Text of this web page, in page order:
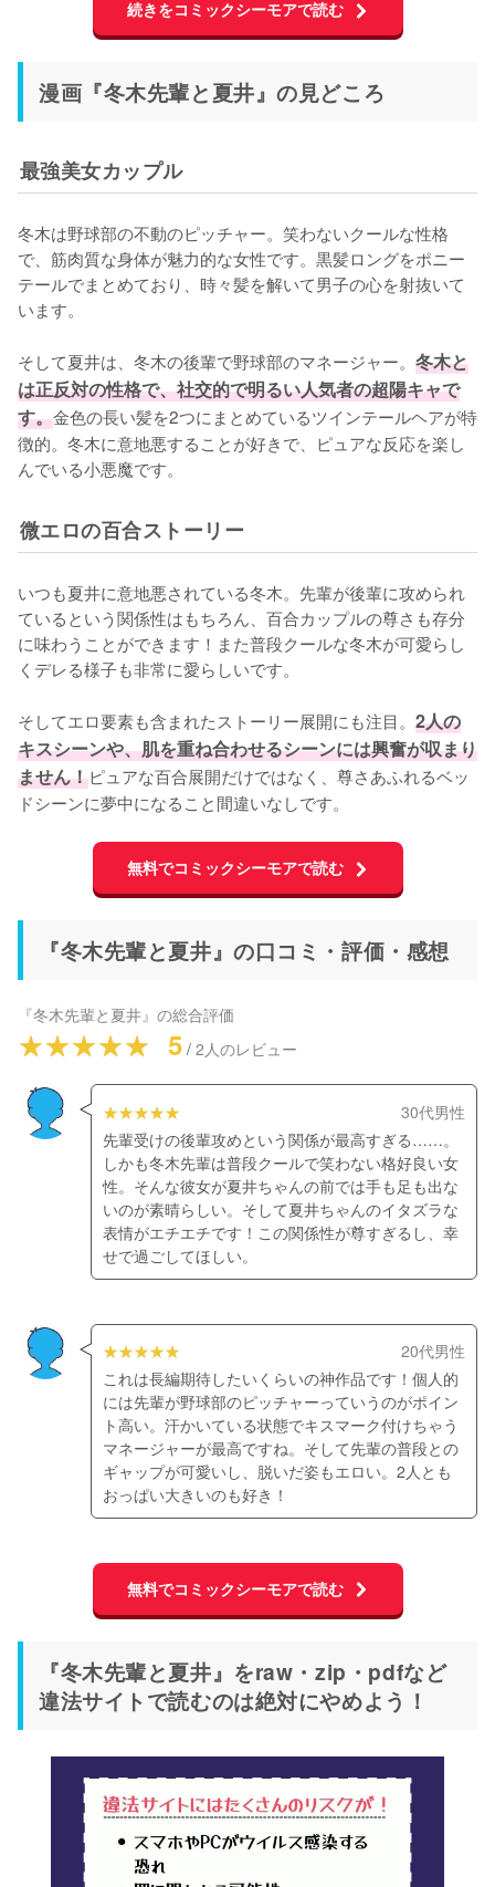
続きをコミックシーモアで読む
漫画『冬木先輩と夏井』の見どころ
最強美女カップル
冬木は野球部の不動のピッチャー。笑わないクールな性格
で、筋肉質な身体が魅力的な女性です。黒髪ロングをポニー
テールでまとめており、時々髪を解いて男子の心を射抜いて
います。
そして夏井は、冬木の後輩で野球部のマネージャー。 冬木と
は正反対の性格で、社交的で明るい人気者の超陽キャで
す。金色の長い髪を2つにまとめているツインテールヘアが特
徴的。冬木に意地悪することが好きで、ピュアな反応を楽し
んでいる小悪魔です。
微エロの百合ストーリー
いつも夏井に意地悪されている冬木。先輩が後輩に攻められ
ているという関係性はもちろん、百合カップルの尊さも存分
に味わうことができます！また普段クールな冬木が可愛らし
くデレる様子も非常に愛らしいです。
そしてエロ要素も含まれたストーリー展開にも注目。 2人の
キスシーンや、肌を重ね合わせるシーンには興奮が収まり
ません！ピュアな百合展開だけではなく、尊さあふれるベッ
ドシーンに夢中になること間違いなしです。
無料でコミックシーモアで読む
『冬木先輩と夏井』の口コミ・評価・感想
『冬木先輩と夏井』 の総合評価
5 / 2人のレビュー
30代男性
先輩受けの後輩攻めという関係が最高すぎる……。
しかも冬木先輩は普段クールで笑わない格好良い女
性。そんな彼女が夏井ちゃんの前では手も足も出な
いのが素晴らしい。そして夏井ちゃんのイタズラな
表情がエチエチです！この関係性が尊すぎるし、幸
せで過ごしてほしい。
20代男性
これは長編期待したいくらいの神作品です！個人的
には先輩が野球部のピッチャーっていうのがポイン
ト高い。汗かいている状態でキスマーク付けちゃう
マネージャーが最高ですね。そして先輩の普段との
ギャップが可愛いし、脱いだ姿もエロい。2人とも
おっぱい大きいのも好き！
無料でコミックシーモアで読む
『冬木先輩と夏井』をraw・zip・pdfなど
違法サイトで読むのは絶対にやめよう！